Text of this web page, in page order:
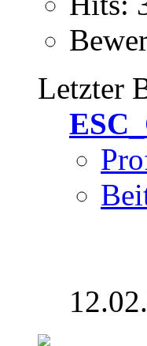
Letzter